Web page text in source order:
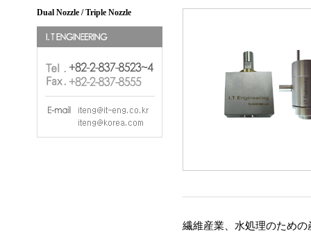
Dual Nozzle / Triple Nozzle
繊維産業、水処理のため